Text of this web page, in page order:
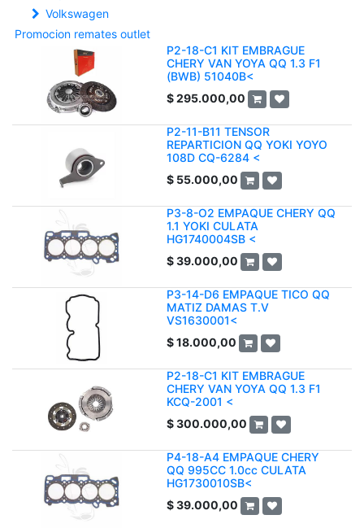
Volkswagen
Promocion remates outlet
P2-18-C1 KIT EMBRAGUE
CHERY VAN YOYA QQ 1.3 F1
(BWB) 51040B<
$295.000,00
P2-11-B11 TENSOR
REPARTICION QQ YOKI YOYO
108D CQ-6284 <
$ 55.000,00
P3-8-O2 EMPAQUE CHERY QQ
1.1 YOKI CULATA
HG1740004SB <
$39.000,00
P3-14-D6 EMPAQUE TICO QQ
MATIZ DAMAS T.V
VS1630001<
$18.000,00
P2-18-C1 KIT EMBRAGUE
CHERY VAN YOYA QQ 1.3 F1
KCQ-2001 <
$300.000,00
P4-18-A4 EMPAQUE CHERY
QQ 995CC 1.0cc CULATA
HG1730010SB<
$39.000,00